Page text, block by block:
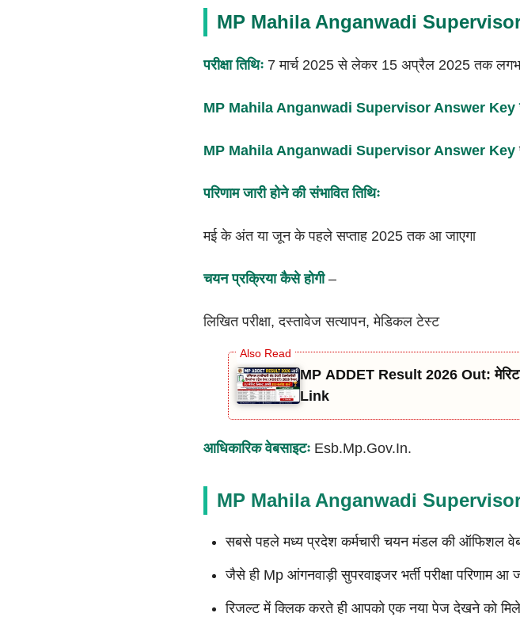
MP Mahila Anganwadi Supervisor
परीक्षा तिथिः 7 मार्च 2025 से लेकर 15 अप्रैल 2025 तक
MP Mahila Anganwadi Supervisor Answer Key
MP Mahila Anganwadi Supervisor Answer Key
परिणाम जारी होने की संभावित तिथिः
मई के अंत या जून के पहले सप्ताह 2025 तक आ जाएगा
चयन प्रक्रिया कैसे होगी–
लिखित परीक्षा, दस्तावेज सत्यापन, मेडिकल टेस्ट
MP ADDET Result 2026 Out:
Link
आधिकारिक वेबसाइटः Esb.mp.gov.in.
MP Mahila Anganwadi
सबसे पहले मध्य प्रदेश कर्मचारी चयन मंडल की ऑफिशल
जैसे ही Mp आंगनवाड़ी सुपरवाइजर भर्ती परीक्षा परिणाम
रिजल्ट में क्लिक करते ही आपको एक नया पेज देखने को